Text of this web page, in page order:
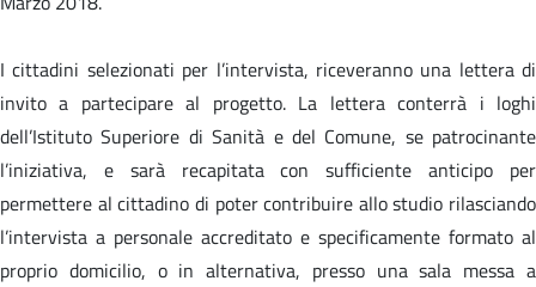
I cittadini selezionati per l’intervista, riceveranno una lettera di
invito a partecipare al progetto. La lettera conterrà i loghi
dell’Istituto Superiore di Sanità e del Comune, se patrocinante
l’iniziativa, e sarà recapitata con sufficiente anticipo per
permettere al cittadino di poter contribuire allo studio rilasciando
l’intervista a personale accreditato e specificamente formato al
proprio domicilio, o in alternativa, presso una sala messa a